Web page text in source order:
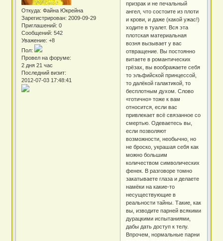
Откуда: Файна Юкрейна
Зарегистрирован: 2009-09-29
Приглашений: 0
Сообщений: 542
Уважение: +8
Пол:
Провел на форуме:
2 дня 21 час
Последний визит:
2012-07-03 17:48:41
призрак и не печальный
ангел, что состоите из плоти
и крови, и даже (какой ужас!)
ходите в туалет. Вся эта
плотская материальная
возня вызывает у вас
отвращение. Вы постоянно
витаете в романтических
грёзах, вы воображаете себя
то эльфийской принцессой,
то далёкой галактикой, то
бесплотным духом. Слово
«готично» тоже к вам
относится, если вас
привлекает всё связанное со
смертью. Одеваетесь вы,
если позволяют
возможности, необычно, но
не броско, украшая себя как
можно большим
количеством символических
фенек. В разговоре томно
закатываете глаза и делаете
намёки на какие-то
несуществующие в
реальности тайны. Такие, как
вы, изводите парней всякими
дурацкими испытаниями,
дабы дать доступ к телу.
Впрочем, нормальные парни